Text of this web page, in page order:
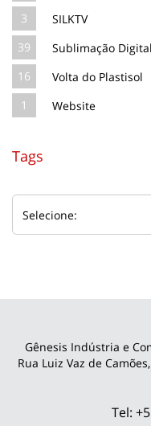
3
SILKTV
39
Sublimação Digital
16
Volta do Plastisol
1
Website
Tags
Gênesis Indústria e
Rua Luiz Vaz de
Tel: